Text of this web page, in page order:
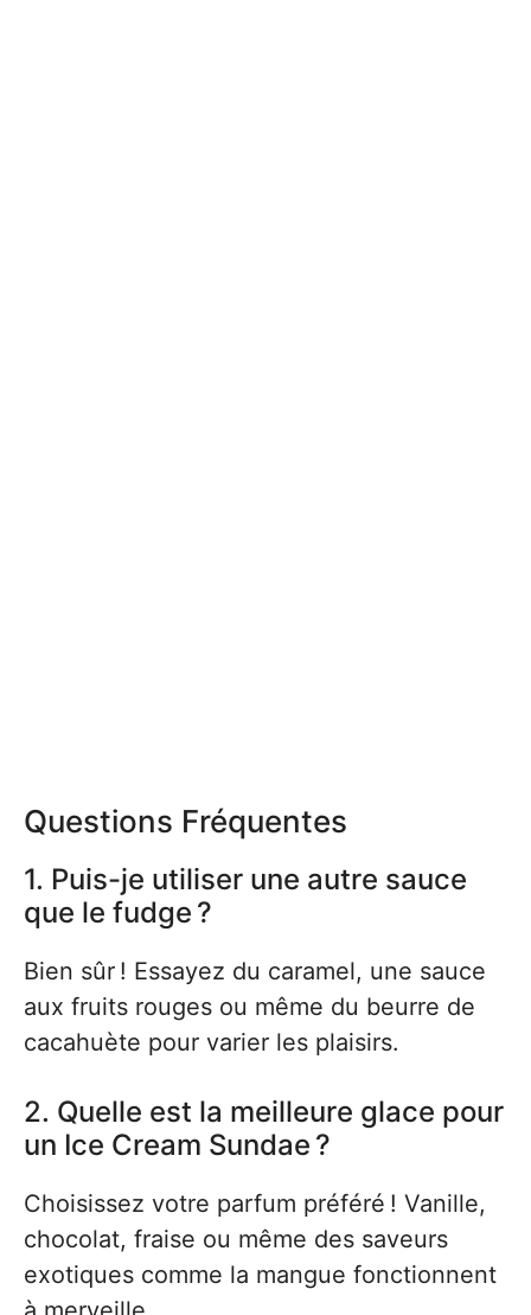
Questions Fréquentes
1. Puis-je utiliser une autre sauce
que le fudge ?
Bien sûr ! Essayez du caramel, une sauce
aux fruits rouges ou même du beurre de
cacahuète pour varier les plaisirs.
2. Quelle est la meilleure glace pour
un Ice Cream Sundae ?
Choisissez votre parfum préféré ! Vanille,
chocolat, fraise ou même des saveurs
exotiques comme la mangue fonctionnent